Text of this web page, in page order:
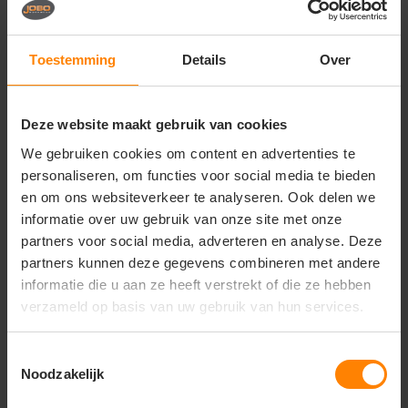
Toestemming Details Over
Deze website maakt gebruik van cookies
We gebruiken cookies om content en advertenties te
personaliseren, om functies voor social media te bieden
en om ons websiteverkeer te analyseren. Ook delen we
informatie over uw gebruik van onze site met onze
partners voor social media, adverteren en analyse. Deze
partners kunnen deze gegevens combineren met andere
informatie die u aan ze heeft verstrekt of die ze hebben
verzameld op basis van uw gebruik van hun services.
Noodzakelijk
Uniforme teamkleding voor sportverenigingen,
actieve merken en zakelijke relatiegeschenken
Materiaal:Hoogwaardige 3-laags softshell die
winddicht, waterafstotend en ademend is
Pasvorm:
voor een stijlvol en comfortabel silhouet
Functionaliteit:Afneembare capuchon,
verstelbare manchetten met klittenband en diverse
zakken
Details:Ton-sur-ton ritsen en subtiele
reflecterende accenten voor extra zichtbaarheid
Veredeling:
Glad buitenmateriaal van topkwaliteit,
ideaal voor een luxe borduring of strakke bedrukking